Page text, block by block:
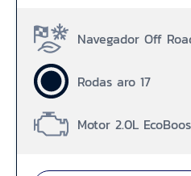
Navegador Off
Rodas aro 17
Motor 2.0L